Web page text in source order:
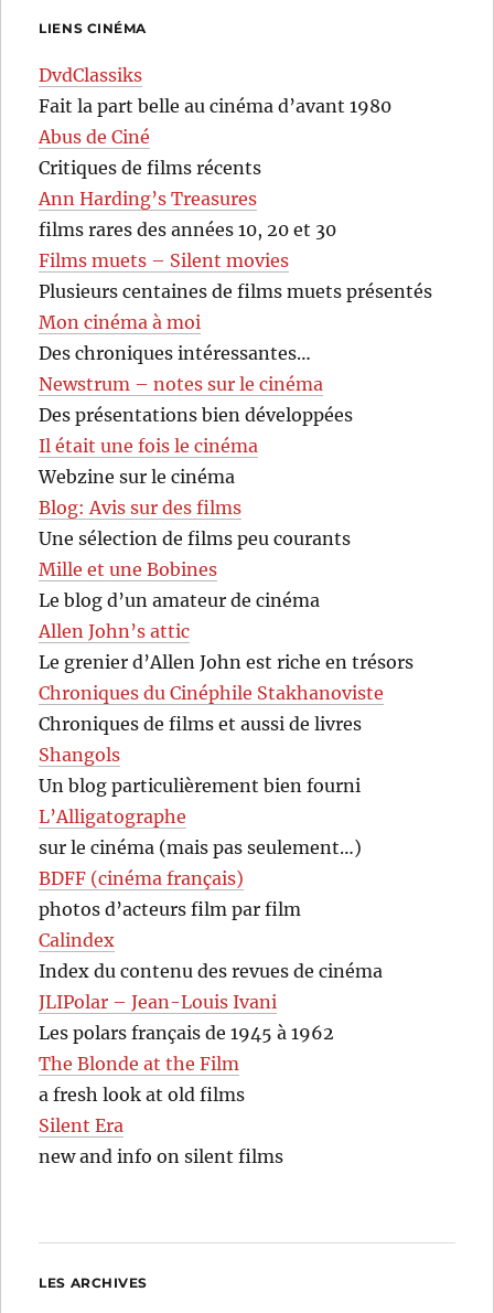
LIENS CINÉMA
DvdClassiks
Fait la part belle au cinéma d’avant 1980
Abus de Ciné
Critiques de films récents
Ann Harding’s Treasures
films rares des années 10, 20 et 30
Films muets – Silent movies
Plusieurs centaines de films muets présentés
Mon cinéma à moi
Des chroniques intéressantes…
Newstrum – notes sur le cinéma
Des présentations bien développées
Il était une fois le cinéma
Webzine sur le cinéma
Blog: Avis sur des films
Une sélection de films peu courants
Mille et une Bobines
Le blog d’un amateur de cinéma
Allen John’s attic
Le grenier d’Allen John est riche en trésors
Chroniques du Cinéphile Stakhanoviste
Chroniques de films et aussi de livres
Shangols
Un blog particulièrement bien fourni
L’Alligatographe
sur le cinéma (mais pas seulement…)
BDFF (cinéma français)
photos d’acteurs film par film
Calindex
Index du contenu des revues de cinéma
JLIPolar – Jean-Louis Ivani
Les polars français de 1945 à 1962
The Blonde at the Film
a fresh look at old films
Silent Era
new and info on silent films
LES ARCHIVES